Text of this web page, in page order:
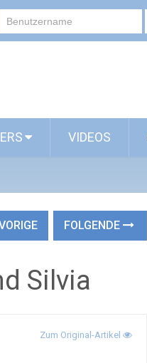
VIDEOS
FOLGENDE
Silvia
Zum Original-Artikel